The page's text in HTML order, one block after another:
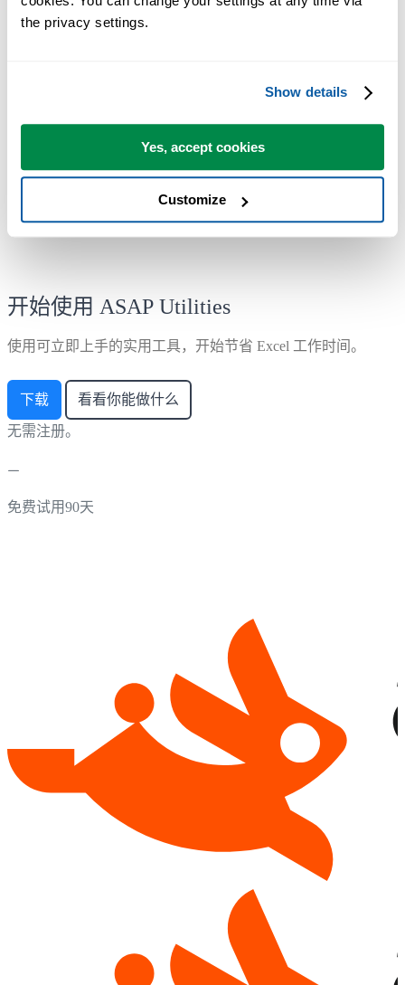
the privacy settings.
Show details
Yes, accept cookies
Customize
已被超过28,500家组织采用。
开始使用 ASAP Utilities
使用可立即上手的实用工具，开始节省 Excel 工作时间。
下载 看看你能做什么
无需注册。
免费试用90天